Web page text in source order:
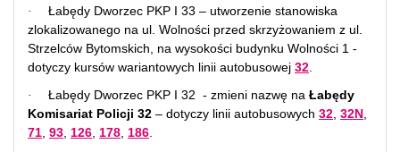
·
Łabędy Dworzec PKP I 33 – utworzenie stanowiska
zlokalizowanego na ul. Wolności przed skrzyżowaniem z ul.
Strzelców Bytomskich, na wysokości budynku Wolności 1 -
dotyczy kursów wariantowych linii autobusowej 32
· Łabędy Dworzec PKP I 32 - zmieni nazwę na Łabędy
Komisariat Policji 32 – dotyczy linii autobusowych 32 32N
71 93 126 178 186